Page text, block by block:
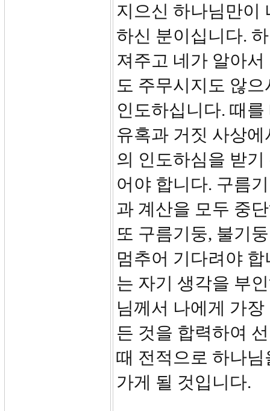
지으신 하나님만이
하신 분이십니다.
져주고 네가 알아
도 주무시지도 않
인도하십니다. 때
유혹과 거짓 사상
의 인도하심을 받
어야 합니다. 구름
과 계산을 모두 중
또 구름기둥, 불기
멈추어 기다려야
는 자기 생각을 부
님께서 나에게 가
든 것을 합력하여
때 전적으로 하나
가게 될 것입니다.